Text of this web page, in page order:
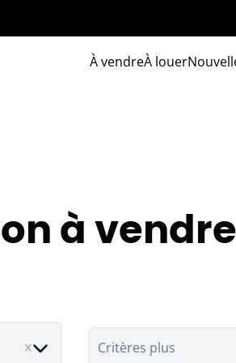
À vendreÀ louer
à
Critères plus